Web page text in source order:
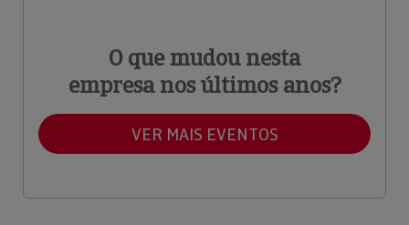
O que mudou nesta
empresa nos últimos anos?
VER MAIS EVENTOS